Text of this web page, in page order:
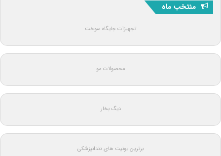
منتخب ماه
تجهیزات جایگاه سوخت
محصولات مو
دیگ بخار
برترین یونیت های دندانپزشکی